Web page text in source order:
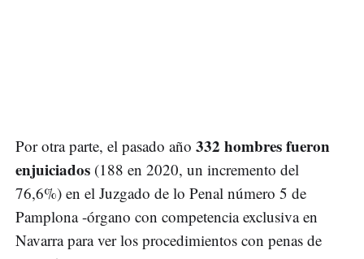
Por otra parte, el pasado año 332 hombres fueron
enjuiciados (188 en 2020, un incremento del
76,6%) en el Juzgado de lo Penal número 5 de
Pamplona -órgano con competencia exclusiva en
Navarra para ver los procedimientos con penas de